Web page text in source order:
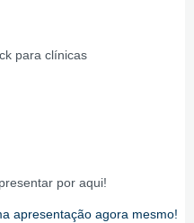
para clínicas
por aqui!
apresentação agora mesmo!